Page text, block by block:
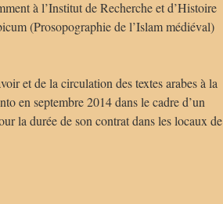
à l’Institut de Recherche et d’Histoire
(Prosopographie de l’Islam médiéval)
et de la circulation des textes arabes à la
en septembre 2014 dans le cadre d’un
la durée de son contrat dans les locaux de